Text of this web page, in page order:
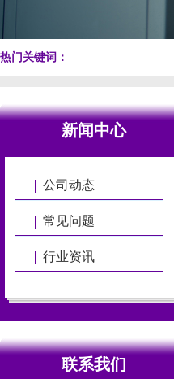
热门关键词：
新闻中心
公司动态
常见问题
行业资讯
联系我们